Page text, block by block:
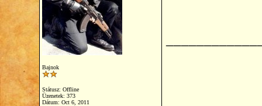
Bajnok
Státusz: Offline
Üzenetek: 373
Dátum: Oct 6, 2011